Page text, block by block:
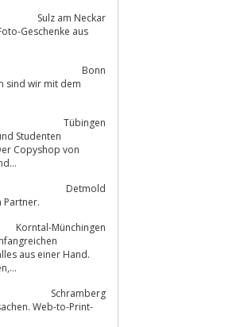
Sulz am Neckar
Bonn
sind wir mit dem
Tübingen
Copyshop von
und...
Detmold
Partner.
Korntal-Münchingen
Schramberg
Web-to-Print-